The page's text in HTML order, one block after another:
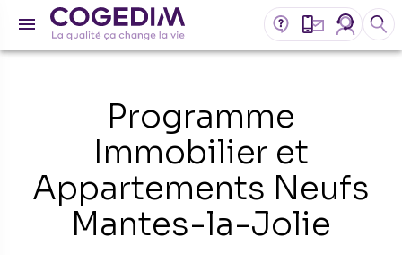
Programme
Immobilier et
Appartements Neufs
Mantes-la-Jolie